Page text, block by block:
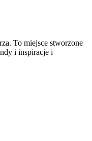
To miejsce stworzone
i inspiracje i